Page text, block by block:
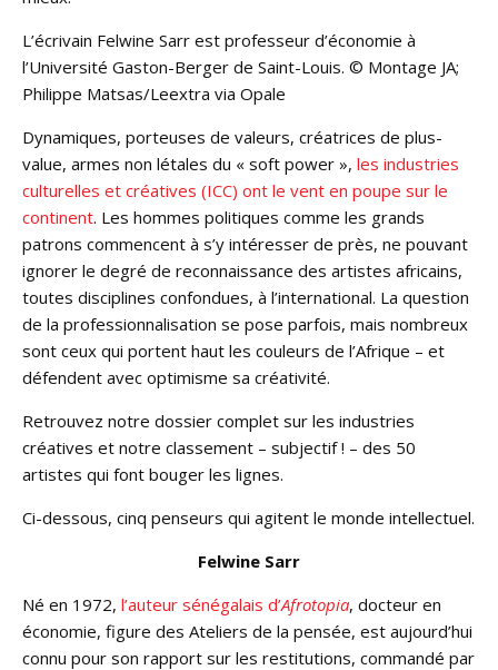
L’écrivain Felwine Sarr est professeur d’économie à
l’Université Gaston-Berger de Saint-Louis. © Montage JA;
Philippe Matsas/Leextra via Opale
Dynamiques, porteuses de valeurs, créatrices de plus-
value, armes non létales du « soft power », les industries
culturelles et créatives (ICC) ont le vent en poupe sur le
continent. Les hommes politiques comme les grands
patrons commencent à s’y intéresser de près, ne pouvant
ignorer le degré de reconnaissance des artistes africains,
toutes disciplines confondues, à l’international. La question
de la professionnalisation se pose parfois, mais nombreux
sont ceux qui portent haut les couleurs de l’Afrique – et
défendent avec optimisme sa créativité.
Retrouvez notre dossier complet sur les industries
créatives et notre classement – subjectif ! – des 50
artistes qui font bouger les lignes.
Ci-dessous, cinq penseurs qui agitent le monde intellectuel.
Felwine Sarr
Né en 1972, l’auteur sénégalais d’Afrotopia, docteur en
économie, figure des Ateliers de la pensée, est aujourd’hui
connu pour son rapport sur les restitutions, commandé par